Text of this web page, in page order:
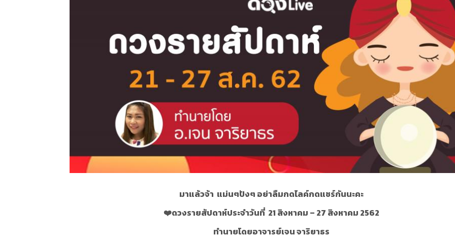
มาแล้วจ้า แม่นๆปังๆ อย่าลืมกดไลค์กดแชร์กันนะคะ
❤ดวงรายสัปดาห์ประจำวันที่ 21 สิงหาคม – 27 สิงหาคม 2562
ทำนายโดยอาจารย์เจน จาริยาธร